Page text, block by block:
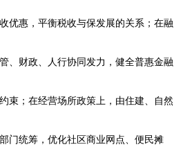
优惠，平衡税收与保发展的关系；在融
、财政、人行协同发力，健全普惠金融
束；在经营场所政策上，由住建、自然
门统筹，优化社区商业网点、便民摊